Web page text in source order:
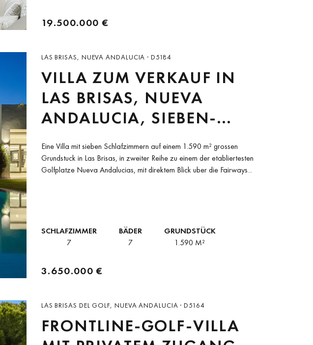
19.500.000 €
LAS BRISAS, NUEVA ANDALUCIA · D5184
VILLA ZUM VERKAUF IN
LAS BRISAS, NUEVA
ANDALUCIA, SIEBEN-
SCHLAFZIMMER-VILLA
MIT GOLF- UND LA-
CONCHA-BLICK
Eine Villa mit sieben Schlafzimmern auf einem 1.590 m² grossen
Grundstuck in Las Brisas, in zweiter Reihe zu einem der etabliertesten
Golfplatze Nueva Andalucias, mit direktem Blick uber die Fairways...
SCHLAFZIMMER
7
BÄDER
7
GRUNDSTÜCK
1.590 M²
3.650.000 €
LAS BRISAS DEL GOLF, NUEVA ANDALUCIA · D5164
FRONTLINE-GOLF-VILLA